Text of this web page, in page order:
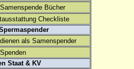
Bücher
Checkliste
als Samenspender
Staat & KV